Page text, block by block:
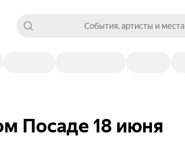
События, артисты и места
Посаде 18 июня